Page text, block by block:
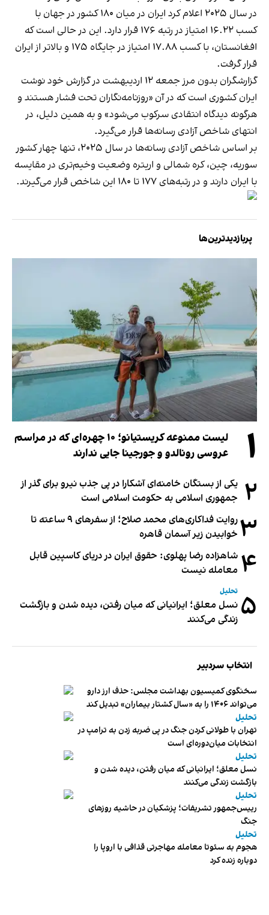
در سال ۲۰۲۵ اعلام کرد ایران در میان ۱۸۰ کشور در جهان با
کسب ۱۶.۲۲ امتیاز در رتبه ۱۷۶ قرار دارد. این در حالی است که
افغانستان، با کسب ۱۷.۸۸ امتیاز در جایگاه ۱۷۵ و بالاتر از ایران
قرار گرفت.
گزارشگران بدون مرز جمعه ۱۲ اردیبهشت در گزارش خود نوشت
ایران کشوری است که در آن «روزنامه‌نگاران تحت فشار هستند و
هرگونه دیدگاه انتقادی سرکوب می‌شود» و به همین دلیل، در
انتهای شاخص آزادی رسانه‌ها قرار می‌گیرد.
بر اساس شاخص آزادی رسانه‌ها در سال ۲۰۲۵، تنها چهار کشور
سوریه، چین، کره شمالی و اریتره وضعیت وخیم‌تری در مقایسه
با ایران دارند و در رتبه‌های ۱۷۷ تا ۱۸۰ این شاخص قرار می‌گیرند.
پربازدیدترین‌ها
۱
لیست ممنوعه کریستیانو؛ ۱۰ چهره‌ای که در مراسم
عروسی رونالدو و جورجینا جایی ندارند
۲ یکی از بستگان خامنه‌ای آشکارا در پی جذب نیرو برای گذر از
جمهوری اسلامی به حکومت اسلامی است
۳
روایت فداکاری‌های محمد صلاح؛ از سفرهای ۹ ساعته تا
خوابیدن زیر آسمان قاهره
۴ شاهزاده رضا پهلوی: حقوق ایران در دریای کاسپین قابل
معامله نیست
۵ تحلیل
نسل معلق؛ ایرانیانی که میان رفتن، دیده شدن و بازگشت
زندگی می‌کنند
انتخاب سردبیر
سخنگوی کمیسیون بهداشت مجلس: حذف ارز دارو
می‌تواند ۱۴۰۶ را به «سال کشتار بیماران» تبدیل کند
تحلیل
تهران با طولانی کردن جنگ در پی ضربه زدن به ترامپ در
انتخابات میان‌دوره‌ای است
تحلیل
نسل معلق؛ ایرانیانی که میان رفتن، دیده شدن و
بازگشت زندگی می‌کنند
تحلیل
رییس‌جمهور تشریفات؛ پزشکیان در حاشیه روزهای
جنگ
تحلیل
هجوم به سئوتا معامله مهاجرتی قذافی با اروپا را
دوباره زنده کرد